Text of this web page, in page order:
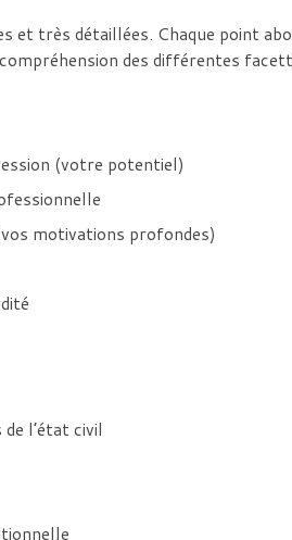
et très détaillées. Chaque point
des différentes
(votre potentiel)
motivations profondes)
l’état civil